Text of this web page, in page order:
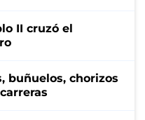
II cruzó el
buñuelos, chorizos